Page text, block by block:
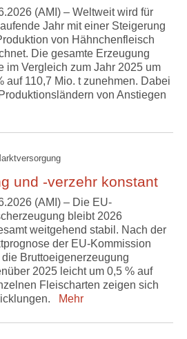
(AMI) – Weltweit wird für
Jahr mit einer Steigerung
von Hähnchenfleisch
Die gesamte Erzeugung
im Vergleich zum Jahr 2025 um
auf 110,7 Mio. t zunehmen. Dabei
von Anstiegen
und -verzehr konstant
(AMI) – Die EU-
bleibt 2026
weitgehend stabil. Nach der
der EU-Kommission
Bruttoeigenerzeugung
2025 leicht um 0,5 % auf
Fleischarten zeigen sich
Mehr